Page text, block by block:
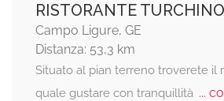
RISTORANTE TURCHINO
Campo Ligure, GE
Distanza: 53,3 km
Situato al pian terreno troverete il
quale gustare con tranquillità...